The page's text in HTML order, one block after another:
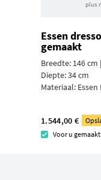
plus
Essen
gemaakt
Breedte: 146 cm
Diepte: 34 cm
Materiaal:
1.544,00 €
Voor u